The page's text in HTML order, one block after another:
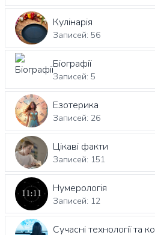
Кулінарія
Записей: 56
Біографії
Записей: 5
Езотерика
Записей: 26
Цікаві факти
Записей: 151
Нумерологія
Записей: 12
Сучасні технології та